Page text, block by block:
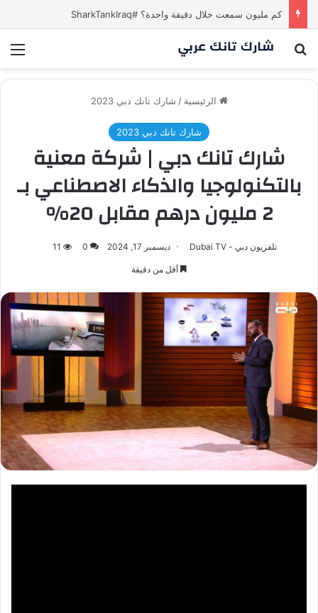
كم مليون سمعت خلال دقيقة واحدة؟ #SharkTankIraq
بحث عن
الرئيسية / شارك تانك دبي 2023
شارك تانك دبي 2023
شارك تانك دبي | شركة معنية
بالتكنولوجيا والذكاء الاصطناعي بـ
2 مليون درهم مقابل 20%
تلفزيون دبي - Dubai TV ديسمبر 17, 2024 0
11
أقل من دقيقة